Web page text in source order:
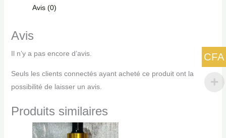
Avis (0)
Avis
Il n’y a pas encore d’avis.
Seuls les clients connectés ayant acheté ce produit ont la
possibilité de laisser un avis.
Produits similaires
CFA